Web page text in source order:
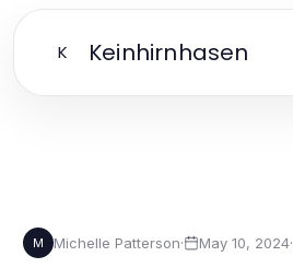
K Keinhirnhasen
M Michelle Patterson· May 10, 2024·